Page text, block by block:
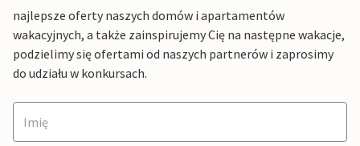
najlepsze oferty naszych domów i apartamentów
wakacyjnych, a także zainspirujemy Cię na następne wakacje,
podzielimy się ofertami od naszych partnerów i zaprosimy
do udziału w konkursach.